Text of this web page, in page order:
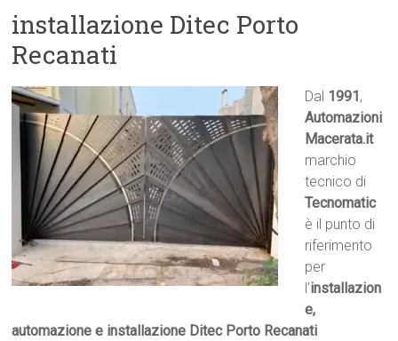
installazione Ditec Porto
Recanati
Dal 1991 ,
Automazioni
Macerata.it
marchio
tecnico di
Tecnomatic
è il punto di
riferimento
per
l’installazion
e,
automazione e installazione Ditec Porto Recanati